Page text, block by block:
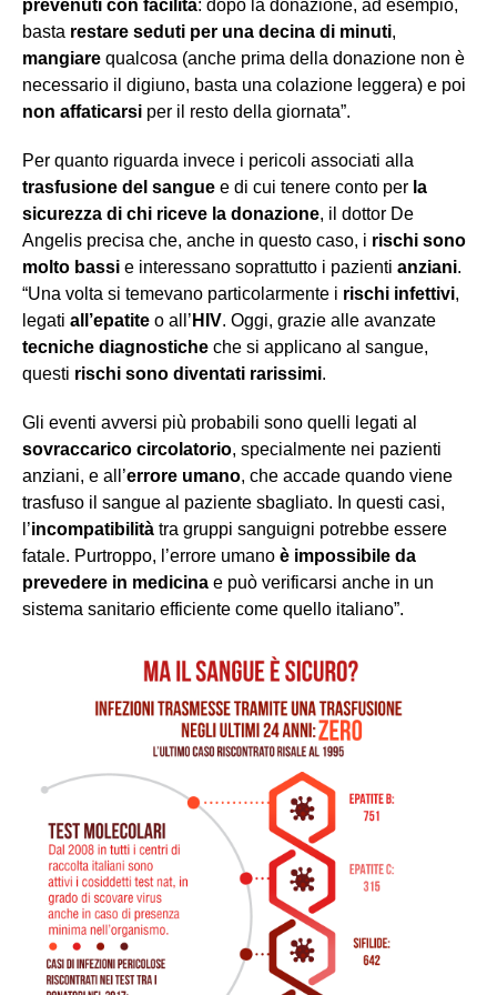
prevenuti con facilità: dopo la donazione, ad esempio,
basta restare seduti per una decina di minuti,
mangiare qualcosa (anche prima della donazione non è
necessario il digiuno, basta una colazione leggera) e poi
non affaticarsi per il resto della giornata”.
Per quanto riguarda invece i pericoli associati alla
trasfusione del sangue e di cui tenere conto per la
sicurezza di chi riceve la donazione, il dottor De
Angelis precisa che, anche in questo caso, i rischi sono
molto bassi e interessano soprattutto i pazienti anziani.
“Una volta si temevano particolarmente i rischi infettivi,
legati all’epatite o all’ HIV. Oggi, grazie alle avanzate
tecniche diagnostiche che si applicano al sangue,
questi rischi sono diventati rarissimi.
Gli eventi avversi più probabili sono quelli legati al
sovraccarico circolatorio, specialmente nei pazienti
anziani, e all’errore umano, che accade quando viene
trasfuso il sangue al paziente sbagliato. In questi casi,
l’incompatibilità tra gruppi sanguigni potrebbe essere
fatale. Purtroppo, l’errore umano è impossibile da
prevedere in medicina e può verificarsi anche in un
sistema sanitario efficiente come quello italiano”.